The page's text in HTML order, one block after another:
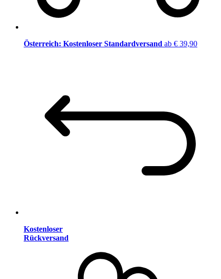
Österreich: Kostenloser Standardversand ab € 39,90
Kostenloser
Rückversand